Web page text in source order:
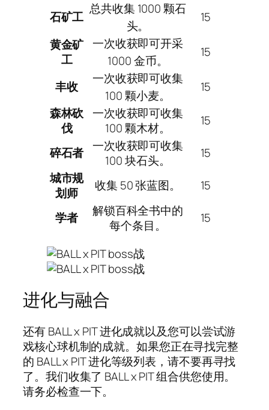
石矿工
总共收集 1000 颗石
头。
15
黄金矿
工
一次收获即可开采
1000 金币。
15
丰收
一次收获即可收集
100 颗小麦。
15
森林砍
伐
一次收获即可收集
100 颗木材。
15
碎石者 一次收获即可收集
100 块石头。
15
城市规
划师
收集 50 张蓝图。 15
学者
解锁百科全书中的
每个条目。
15
进化与融合
还有 BALL x PIT 进化成就以及您可以尝试游
戏核心球机制的成就。如果您正在寻找完整
的 BALL x PIT 进化等级列表，请不要再寻找
了。我们收集了 BALL x PIT 组合供您使用。
请务必检查一下。